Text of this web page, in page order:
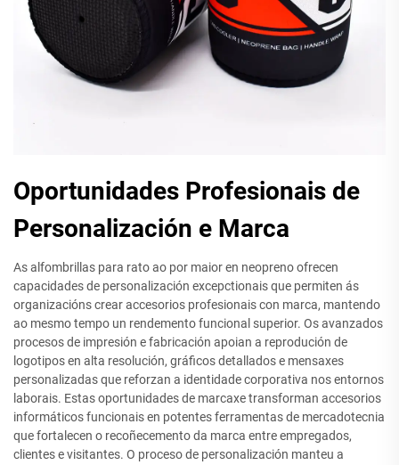
Oportunidades Profesionais de
Personalización e Marca
As alfombrillas para rato ao por maior en neopreno ofrecen
capacidades de personalización excepctionais que permiten ás
organizacións crear accesorios profesionais con marca, mantendo
ao mesmo tempo un rendemento funcional superior. Os avanzados
procesos de impresión e fabricación apoian a reprodución de
logotipos en alta resolución, gráficos detallados e mensaxes
personalizadas que reforzan a identidade corporativa nos entornos
laborais. Estas oportunidades de marcaxe transforman accesorios
informáticos funcionais en potentes ferramentas de mercadotecnia
que fortalecen o recoñecemento da marca entre empregados,
clientes e visitantes. O proceso de personalización manteu a